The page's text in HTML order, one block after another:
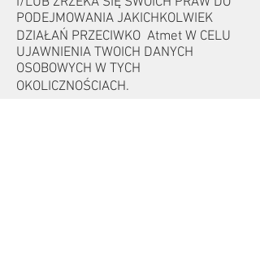
PODEJMOWANIA JAKICHKOLWIEK
DZIAŁAŃ PRZECIWKO Atmet W CELU
UJAWNIENIA TWOICH DANYCH
OSOBOWYCH W TYCH
OKOLICZNOŚCIACH.